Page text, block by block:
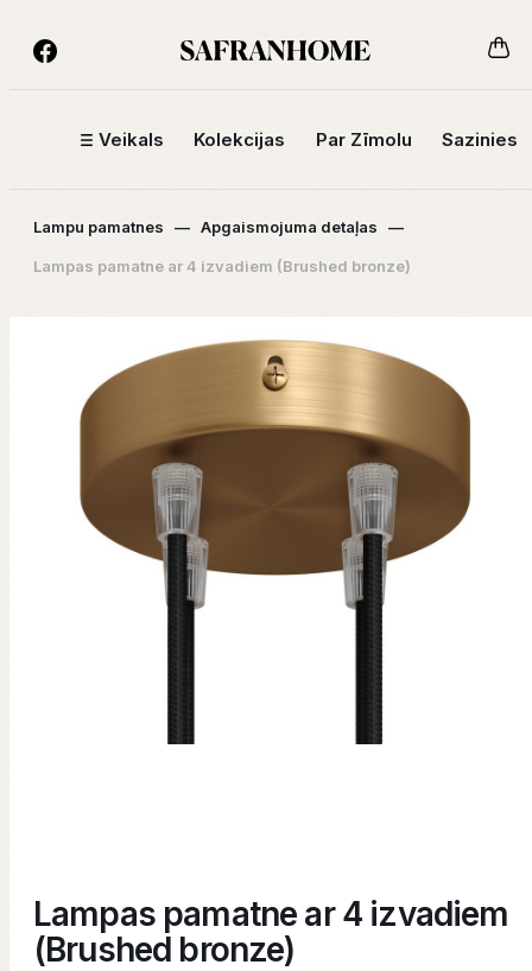
Veikals Kolekcijas Par Zīmolu Sazinies
Lampu pamatnes — Apgaismojuma detaļas —
Lampas pamatne ar 4 izvadiem (Brushed bronze)
Lampas pamatne ar 4 izvadiem
(Brushed bronze)